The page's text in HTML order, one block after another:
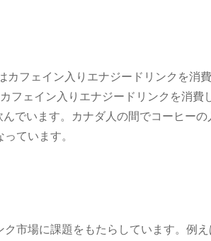
フェイン入りエナジードリンクを消
フェイン入りエナジードリンクを消費
でいます。カナダ人の間でコーヒーの
ています。
市場に課題をもたらしています。例え